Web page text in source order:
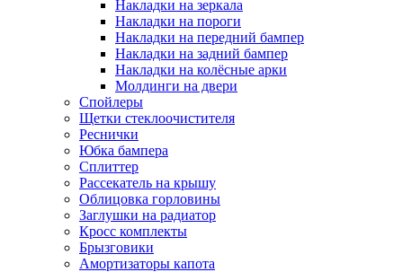
Накладки на зеркала
Накладки на пороги
Накладки на передний бампер
Накладки на задний бампер
Накладки на колёсные арки
Молдинги на двери
Спойлеры
Щетки стеклоочистителя
Реснички
Юбка бампера
Сплиттер
Рассекатель на крышу
Облицовка горловины
Заглушки на радиатор
Кросс комплекты
Брызговики
Амортизаторы капота